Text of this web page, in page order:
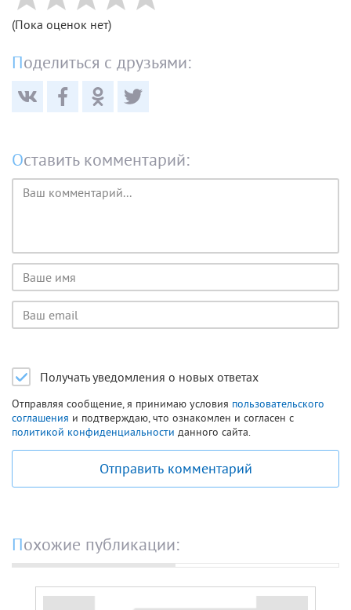
(Пока оценок нет)
Поделиться с друзьями:
Оставить комментарий:
Текст
комментария
Имя
пользователя
Email
пользователя
Получать уведомления о новых ответах
Отправляя сообщение, я принимаю условия пользовательского
соглашения и подтверждаю, что ознакомлен и согласен с
политикой конфиденциальности данного сайта.
Отправить комментарий
Похожие публикации: